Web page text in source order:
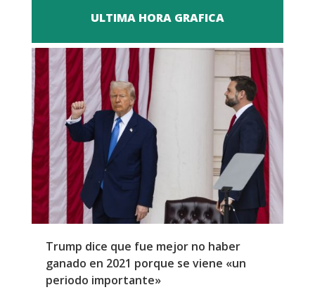
ULTIMA HORA GRAFICA
Trump dice que fue mejor no haber
ganado en 2021 porque se viene «un
periodo importante»